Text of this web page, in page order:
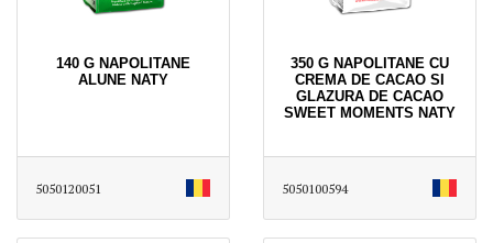
140 G NAPOLITANE
ALUNE NATY
5050120051
350 G NAPOLITANE CU
CREMA DE CACAO SI
GLAZURA DE CACAO
SWEET MOMENTS NATY
5050100594